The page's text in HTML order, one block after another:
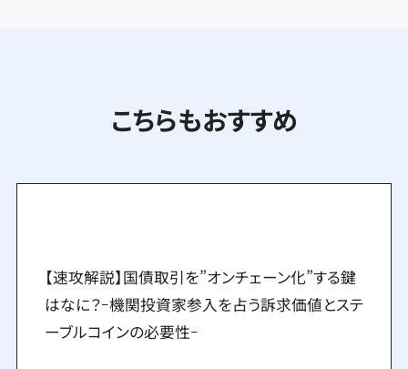
こちらもおすすめ
【速攻解説】国債取引を”オンチェーン化”する鍵
はなに？ｰ機関投資家参入を占う訴求価値とステ
ーブルコインの必要性ｰ